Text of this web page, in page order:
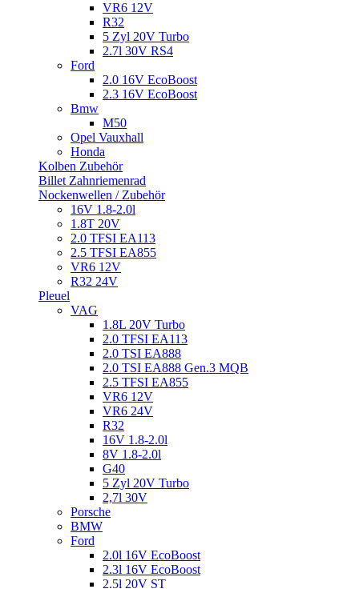
VR6 12V
R32
5 Zyl 20V Turbo
2.7l 30V RS4
Ford
2.0 16V EcoBoost
2.3 16V EcoBoost
Bmw
M50
Opel Vauxhall
Honda
Kolben Zubehör
Billet Zahnriemenrad
Nockenwellen / Zubehör
16V 1.8-2.0l
1.8T 20V
2.0 TFSI EA113
2.5 TFSI EA855
VR6 12V
R32 24V
Pleuel
VAG
1.8L 20V Turbo
2.0 TFSI EA113
2.0 TSI EA888
2.0 TSI EA888 Gen.3 MQB
2.5 TFSI EA855
VR6 12V
VR6 24V
R32
16V 1.8-2.0l
8V 1.8-2.0l
G40
5 Zyl 20V Turbo
2,7l 30V
Porsche
BMW
Ford
2.0l 16V EcoBoost
2.3l 16V EcoBoost
2.5l 20V ST